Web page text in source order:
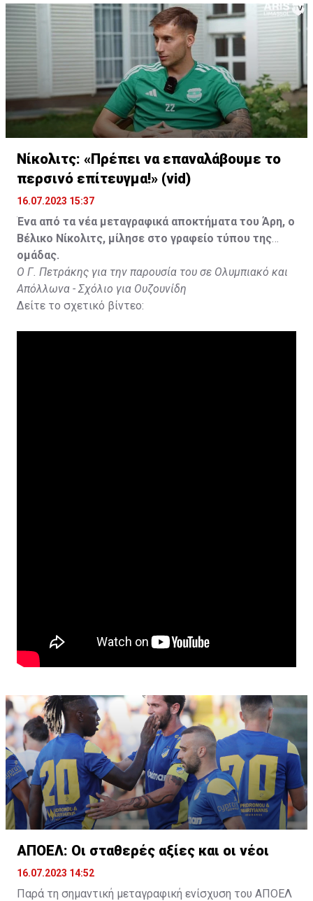
Νίκολιτς: «Πρέπει να επαναλάβουμε το
περσινό επίτευγμα!» (vid)
16.07.2023 15:37
Ένα από τα νέα μεταγραφικά αποκτήματα του Άρη, ο
Βέλικο Νίκολιτς, μίλησε στο γραφείο τύπου της
ομάδας.
Ο Γ. Πετράκης για την παρουσία του σε Ολυμπιακό και
Απόλλωνα - Σχόλιο για Ουζουνίδη
Δείτε το σχετικό βίντεο:
ΑΠΟΕΛ: Οι σταθερές αξίες και οι νέοι
16.07.2023 14:52
Παρά τη σημαντική μεταγραφική ενίσχυση του ΑΠΟΕΛ